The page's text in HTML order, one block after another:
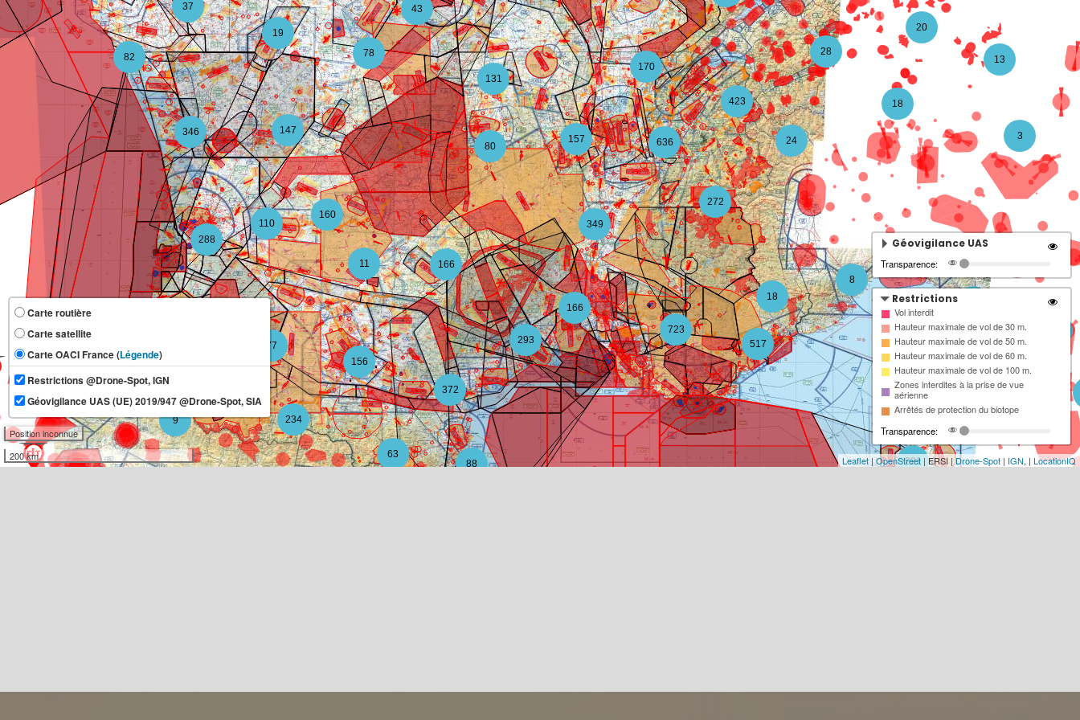
166
293
372
147
221
346
160
517
723
288
110
131
77
156
272
234
349
636
166
43
78
170
63
80
82 13
3
20
18
8
24
18
423
157
28
37
88
9
11
19
Carte routière
Carte satellite
Carte OACI France (Légende)
Restrictions @Drone-Spot, IGN
Géovigilance UAS (UE) 2019/947 @Drone-Spot, SIA
Position inconnue
200 km
Géovigilance UAS
Transparence:
Restrictions
Vol interdit
Hauteur maximale de vol de 30 m.
Hauteur maximale de vol de 50 m.
Hauteur maximale de vol de 60 m.
Hauteur maximale de vol de 100 m.
Zones interdites à la prise de vue
aérienne
Arrêtés de protection du biotope
Transparence:
Leaflet | OpenStreet | ERSI | Drone-Spot | IGN, | LocationIQ